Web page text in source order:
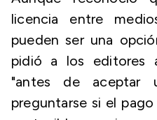
licencia entre
pueden ser una
pidió a los editores
"antes de aceptar
preguntarse si el